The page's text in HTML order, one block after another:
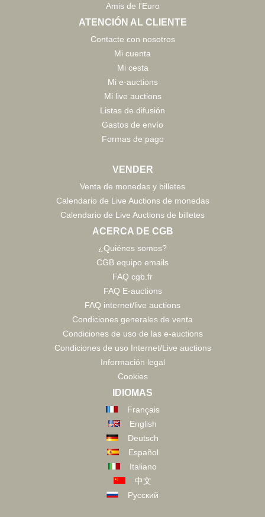
Amis de l'Euro
ATENCIÓN AL CLIENTE
Contacte con nosotros
Mi cuenta
Mi cesta
Mi e-auctions
Mi live auctions
Listas de difusión
Gastos de envío
Formas de pago
VENDER
Venta de monedas y billetes
Calendario de Live Auctions de monedas
Calendario de Live Auctions de billetes
ACERCA DE CGB
¿Quiénes somos?
CGB equipo emails
FAQ cgb.fr
FAQ E-auctions
FAQ internet/live auctions
Condiciones generales de venta
Condiciones de uso de las e-auctions
Condiciones de uso Internet/Live auctions
Información legal
Cookies
IDIOMAS
Français
English
Deutsch
Español
Italiano
中文
Русский